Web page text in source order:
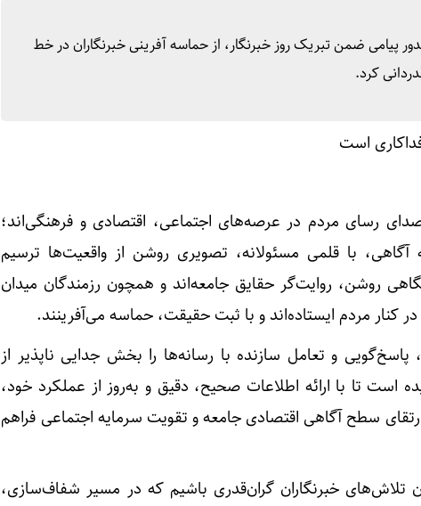
ضمن تبریک روز خبرنگار، از حماسه‌ آفرینی خبرنگاران در خط
کرد.
صدای رسای مردم در عرصه‌های اجتماعی، اقتصادی و فرهنگی‌اند؛
با قلمی مسئولانه، تصویری روشن از واقعیت‌ها ترسیم
روشن، روایت‌گر حقایق جامعه‌اند و همچون رزمندگان میدان‌
کنار مردم ایستاده‌اند و با ثبت حقیقت، حماسه می‌آفرینند.
پاسخ‌گویی و تعامل سازنده با رسانه‌ها را بخش جدایی‌ ناپذیر از
است تا با ارائه اطلاعات صحیح، دقیق و به‌روز از عملکرد خود،
ارتقای سطح آگاهی اقتصادی جامعه و تقویت سرمایه اجتماعی فراهم
تلاش‌های خبرنگاران گران‌قدری باشیم که در مسیر شفاف‌سازی،